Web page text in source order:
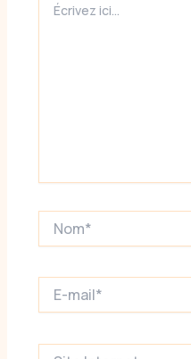
ici…
mail*